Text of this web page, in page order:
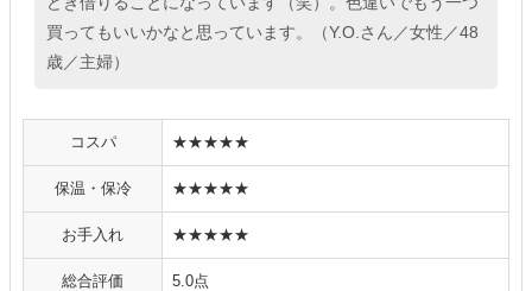
買ってもいいかなと思っています。（Y.O.さん／女性／48
歳／主婦）
コスパ ★★★★★
保温・保冷 ★★★★★
お手入れ ★★★★★
総合評価 5.0点